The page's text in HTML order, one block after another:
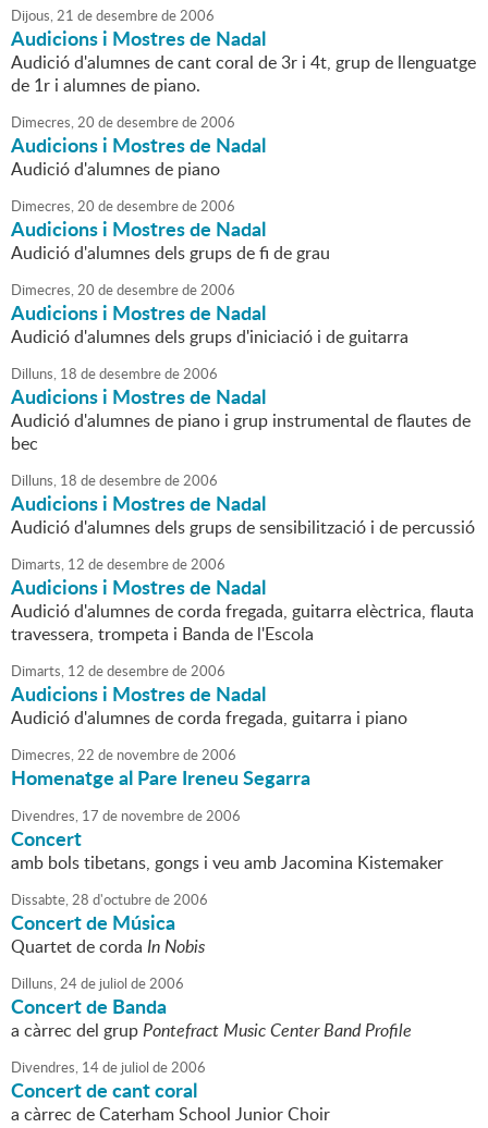
Dijous,21 dedesembrede2006
Audicions i Mostres de Nadal
Audició d'alumnes de cant coral de 3r i 4t, grup de llenguatge
de 1r i alumnes de piano.
Dimecres,20 dedesembrede2006
Audicions i Mostres de Nadal
Audició d'alumnes de piano
Dimecres,20 dedesembrede2006
Audicions i Mostres de Nadal
Audició d'alumnes dels grups de fi de grau
Dimecres,20 dedesembrede2006
Audicions i Mostres de Nadal
Audició d'alumnes dels grups d'iniciació i de guitarra
Dilluns, 18 dedesembrede2006
Audicions i Mostres de Nadal
Audició d'alumnes de piano i grup instrumental de flautes de
bec
Dilluns, 18 dedesembrede2006
Audicions i Mostres de Nadal
Audició d'alumnes dels grups de sensibilització i de percussió
Dimarts, 12 dedesembrede2006
Audicions i Mostres de Nadal
Audició d'alumnes de corda fregada, guitarra elèctrica, flauta
travessera, trompeta i Banda de l'Escola
Dimarts, 12 dedesembrede2006
Audicions i Mostres de Nadal
Audició d'alumnes de corda fregada, guitarra i piano
Dimecres,22 de novembrede2006
Homenatge al Pare Ireneu Segarra
Divendres, 17 de novembrede2006
Concert
amb bols tibetans, gongs i veu amb Jacomina Kistemaker
Dissabte,28 d'octubrede2006
Concert de Música
Quartet de corda In Nobis
Dilluns,24de juliol de2006
Concert de Banda
a càrrec del grupPontefract Music Center Band Profile
Divendres, 14de juliol de2006
Concert de cant coral
a càrrec de Caterham School Junior Choir